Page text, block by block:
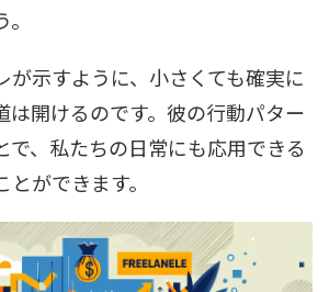
が示すように、小さくても確実に
は開けるのです。彼の行動パター
で、私たちの日常にも応用できる
ができます。